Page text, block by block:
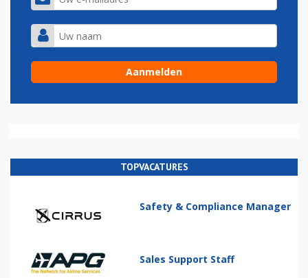
TOPVACATURES
Safety & Compliance Manager
Sales Support Staff